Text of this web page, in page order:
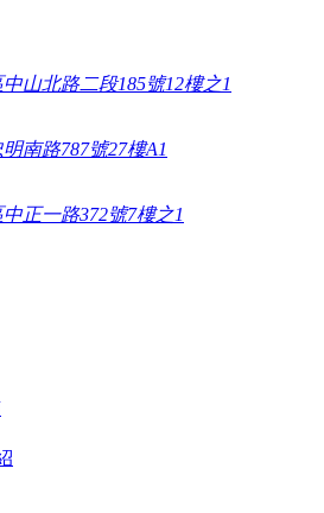
山北路二段185號12樓之1
南路787號27樓A1
正一路372號7樓之1